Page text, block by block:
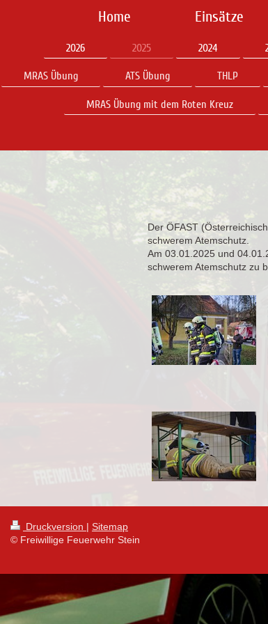
Home Einsätze
2026 2025 2024
MRAS Übung ATS Übung THLP
MRAS Übung mit dem Roten Kreuz
Der ÖFAST
schwerem Atemschutz.
Am 03.01.2025 und
schwerem Atemschutz zu
Druckversion | Sitemap
© Freiwillige Feuerwehr Stein